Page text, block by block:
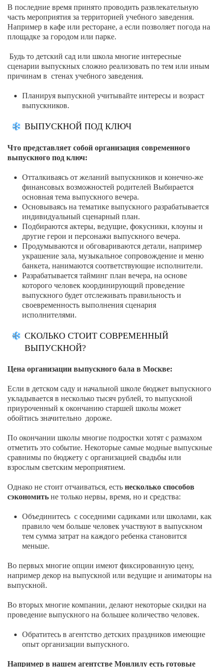
В последние время принято проводить развлекательную
часть мероприятия за территорией учебного заведения.
Например в кафе или ресторане, а если позволяет погода на
площадке за городом или парке.
Будь то детский сад или школа многие интересные
сценарии выпускных сложно реализовать по тем или иным
причинам в стенах учебного заведения.
Планируя выпускной учитывайте интересы и возраст
выпускников.
ВЫПУСКНОЙ ПОД КЛЮЧ
Что представляет собой организация современного
выпускного под ключ:
Отталкиваясь от желаний выпускников и конечно-же
финансовых возможностей родителей Выбирается
основная тема выпускного вечера.
Основываясь на тематике выпускного разрабатывается
индивидуальный сценарный план.
Подбираются актеры, ведущие, фокусники, клоуны и
другие герои и персонажи выпускного вечера.
Продумываются и обговариваются детали, например
украшение зала, музыкальное сопровождение и меню
банкета, нанимаются соответствующие исполнители.
Разрабатывается тайминг план вечера, на основе
которого человек координирующий проведение
выпускного будет отслеживать правильность и
своевременность выполнения сценария
исполнителями.
СКОЛЬКО СТОИТ СОВРЕМЕННЫЙ
ВЫПУСКНОЙ?
Цена организации выпускного бала в Москве:
Если в детском саду и начальной школе бюджет выпускного
укладывается в несколько тысяч рублей, то выпускной
приуроченный к окончанию старшей школы может
обойтись значительно дороже.
По окончании школы многие подростки хотят с размахом
отметить это событие. Некоторые самые модные выпускные
сравнимы по бюджету с организацией свадьбы или
взрослым светским мероприятием.
Однако не стоит отчаиваться, есть несколько способов
сэкономить не только нервы, время, но и средства:
Объединитесь с соседними садиками или школами, как
правило чем больше человек участвуют в выпускном
тем сумма затрат на каждого ребенка становится
меньше.
Во первых многие опции имеют фиксированную цену,
например декор на выпускной или ведущие и аниматоры на
выпускной.
Во вторых многие компании, делают некоторые скидки на
проведение выпускного на большее количество человек.
Обратитесь в агентство детских праздников имеющие
опыт организации выпускного.
Например в нашем агентстве Монлилу есть готовые